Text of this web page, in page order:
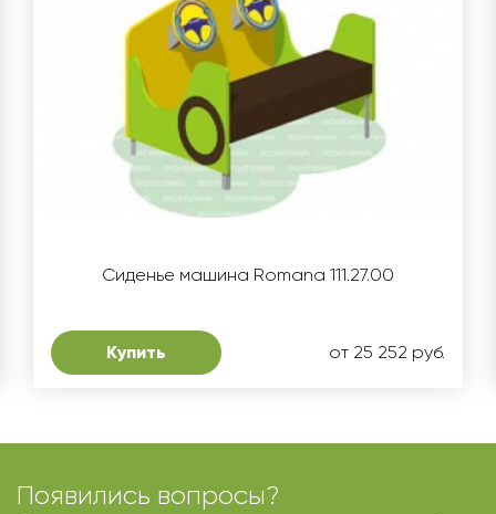
Сиденье машина Romana 111.27.00
Купить от 25 252 руб.
Появились вопросы?